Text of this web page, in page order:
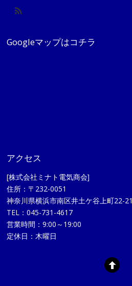
Googleマップはコチラ
アクセス
[株式会社ミナト電気商会]
住所：〒232-0051
神奈川県横浜市南区井土ケ谷上町22-21
TEL：045-731-4617
営業時間：9:00～19:00
定休日：木曜日